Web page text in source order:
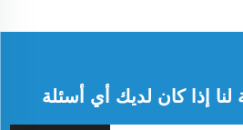
إذا كان لديك أي أسئلة